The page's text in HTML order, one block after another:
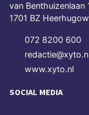
van Benthuizenlaan
1701 BZ
072 8200 600
www.xyto.nl
SOCIAL MEDIA